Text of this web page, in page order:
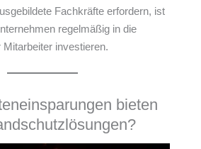
Fachkräfte erfordern, ist
regelmäßig in die
Mitarbeiter investieren.
bieten